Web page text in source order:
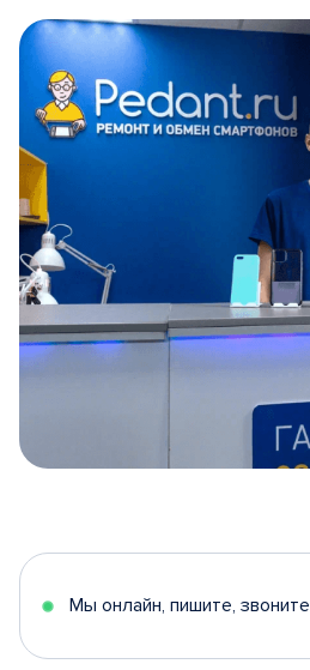
5
Мы онлайн, пишите, звоните